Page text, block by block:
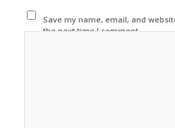
Save my name, email, and
the next time I comment.